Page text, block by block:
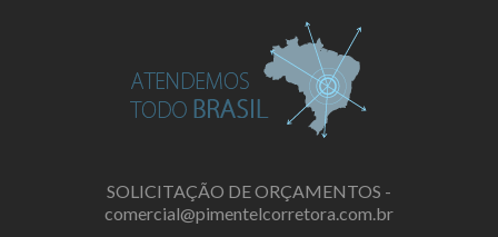
SOLICITAÇÃO DE ORÇAMENTOS -
comercial@pimentelcorretora.com.br